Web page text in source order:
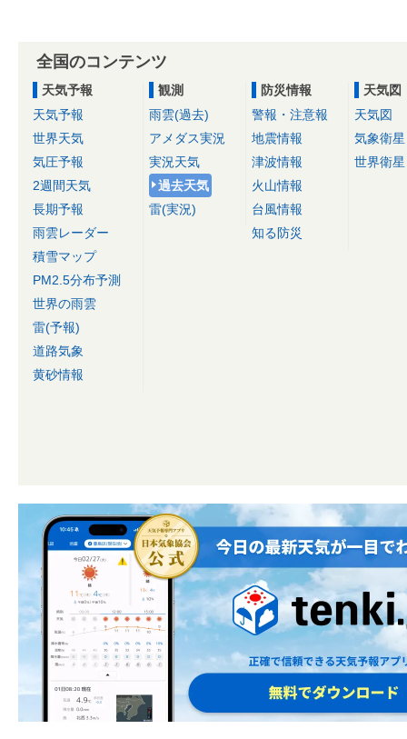
全国のコンテンツ
天気予報
天気予報
世界天気
気圧予報
2週間天気
長期予報
雨雲レーダー
積雪マップ
PM2.5分布予測
世界の雨雲
雷(予報)
道路気象
黄砂情報
観測
雨雲(過去)
アメダス実況
実況天気
過去天気
雷(実況)
防災情報
警報・注意報
地震情報
津波情報
火山情報
台風情報
知る防災
天気図
天気図
気象衛星
世界衛星